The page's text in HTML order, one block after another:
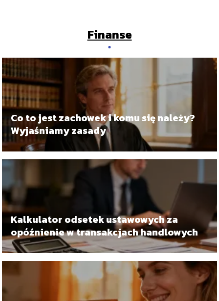
Finanse
Co to jest zachowek i komu się należy?
Wyjaśniamy zasady
Kalkulator odsetek ustawowych za
opóźnienie w transakcjach handlowych